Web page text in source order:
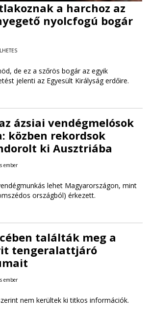
a harchoz az
nyolcfogú bogár
de ez a szőrös bogár az egyik
jelenti az Egyesült Királyság erdőire.
ázsiai vendégmelósok
közben rekordsok
ki Ausztriába
ember
lehet Magyarországon, mint
országból) érkezett.
találták meg a
tengeralattjáró
ember
nem kerültek ki titkos információk.